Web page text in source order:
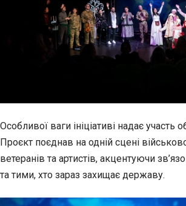
Особливої ваги ініціативі надає участь
Проєкт поєднав на одній сцені
ветеранів та артистів, акцентуючи
та тими, хто зараз захищає державу.